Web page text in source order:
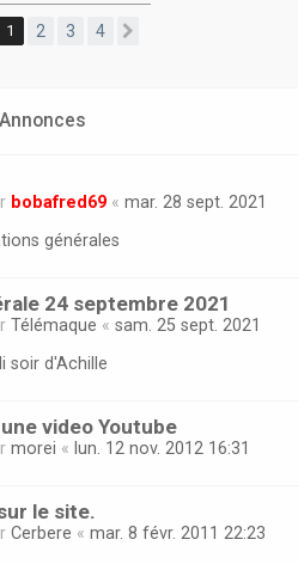
1 2 3 4
Annonces
bobafred69 « mar. 28 sept. 2021
générales
24 septembre 2021
Télémaque « sam. 25 sept. 2021
soir d'Achille
video Youtube
morei « lun. 12 nov. 2012 16:31
le site.
Cerbere « mar. 8 févr. 2011 22:23